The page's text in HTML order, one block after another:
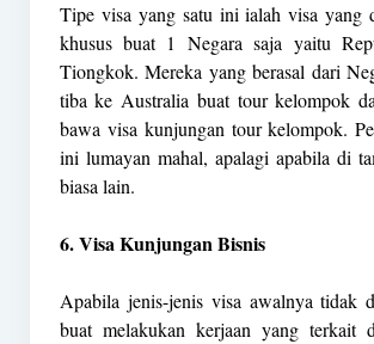
Tipe visa yang satu ini ialah visa yang
khusus buat 1 Negara saja yaitu
Tiongkok. Mereka yang berasal dari
tiba ke Australia buat tour kelompok
bawa visa kunjungan tour kelompok.
ini lumayan mahal, apalagi apabila di
biasa lain.
6. Visa Kunjungan Bisnis
Apabila jenis-jenis visa awalnya tidak
buat melakukan kerjaan yang terkait